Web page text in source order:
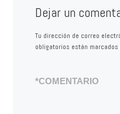
Dejar un
Tu dirección de correo
obligatorios están marcados
COMENTARIO
*